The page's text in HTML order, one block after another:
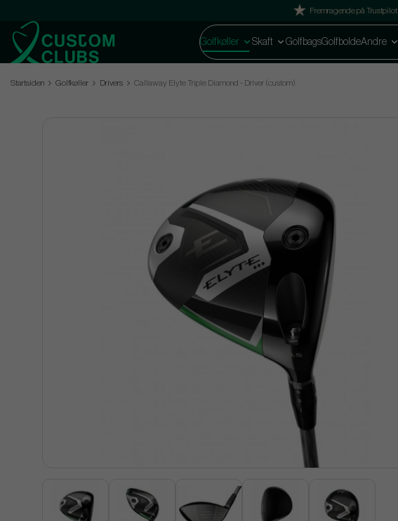
Fremragende på Trustpilot
Golfkøller Skaft GolfbagsGolfboldeAndre
Startsiden Golfkøller Drivers Callaway Elyte Triple Diamond - Driver (custom)